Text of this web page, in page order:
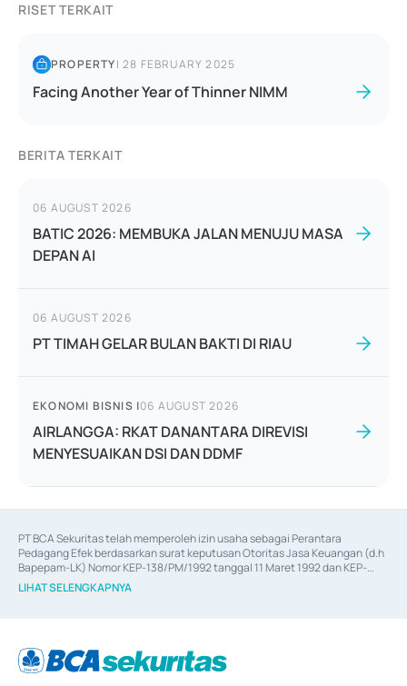
RISET TERKAIT
PROPERTY|28 FEBRUARY 2025
Facing Another Year of Thinner NIMM
BERITA TERKAIT
06 AUGUST 2026
BATIC 2026: MEMBUKA JALAN MENUJU MASA
DEPAN AI
06 AUGUST 2026
PT TIMAH GELAR BULAN BAKTI DI RIAU
EKONOMI BISNIS |06 AUGUST 2026
AIRLANGGA: RKAT DANANTARA DIREVISI
MENYESUAIKAN DSI DAN DDMF
PT BCA Sekuritas telah memperoleh izin usaha sebagai Perantara
Pedagang Efek berdasarkan surat keputusan Otoritas Jasa Keuangan (d.h
Bapepam-LK) Nomor KEP-138/PM/1992 tanggal 11 Maret 1992 dan KEP-
06/D.04/2014 tanggal 28 Februari 2014, izin usaha sebagai Penjamin Emisi
Efek berdasarkan surat keputusan Otoritas Jasa Keuangan Nomor KEP-
berdasarkan surat keputusan Otoritas Jasa Keuangan Nomor S-
67/PM.21/2017 tanggal 3 Februari 2017, dan beberapa izin usaha lainnya
LIHAT SELENGKAPNYA